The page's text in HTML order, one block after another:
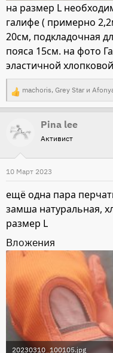
на размер L
галифе ( примерно
20см, подкладочная
пояса 15см. на фото
эластичной
Р
е
а
к
и
и
:
machoris, Grey Starи
Pina lee
Активист
10 Март 2023
ещё одна пара
замша натуральная,
размер L
Вложения
20230310_100105.jpg